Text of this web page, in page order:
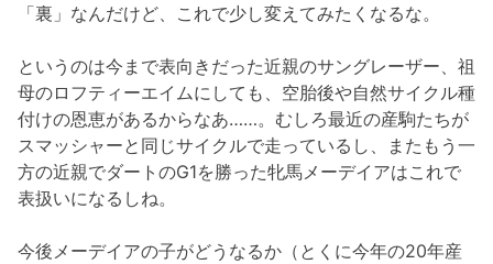
「裏」なんだけど、これで少し変えてみたくなるな。
というのは今まで表向きだった近親のサングレーザー、祖
母のロフティーエイムにしても、空胎後や自然サイクル種
付けの恩恵があるからなあ……。むしろ最近の産駒たちが
スマッシャーと同じサイクルで走っているし、またもう一
方の近親でダートのG1を勝った牝馬メーデイアはこれで
表扱いになるしね。
今後メーデイアの子がどうなるか（とくに今年の20年産